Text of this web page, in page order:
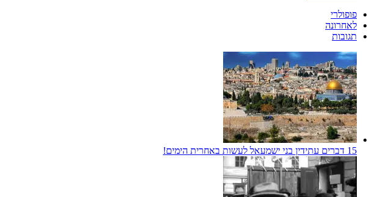
פופולרי
לאחרונה
תגובות
15 דברים עתידין בני ישמעאל לעשות באחרית הימים!